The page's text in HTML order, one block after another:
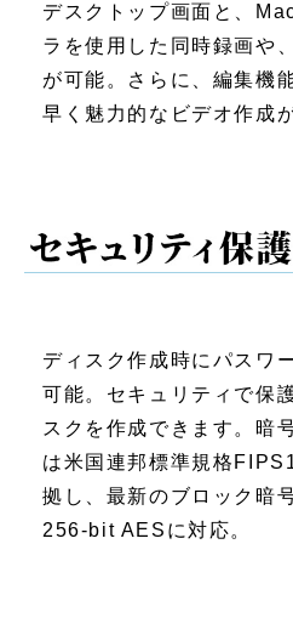
デスクトップ画面と、
ラを使用した同時録画や
が可能。さらに、編集機
早く魅力的なビデオ作成
ディスク作成時にパスワ
可能。セキュリティで保
スクを作成できます。暗
は米国連邦標準規格
拠し、最新のブロック暗
256‐bit AESに対応。